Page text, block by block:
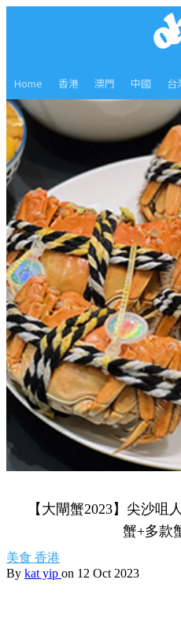
Home 香港 澳門 中國 台
【大閘蟹2023】尖沙咀
蟹+多款
美食 香港
By kat yip on 12 Oct 2023